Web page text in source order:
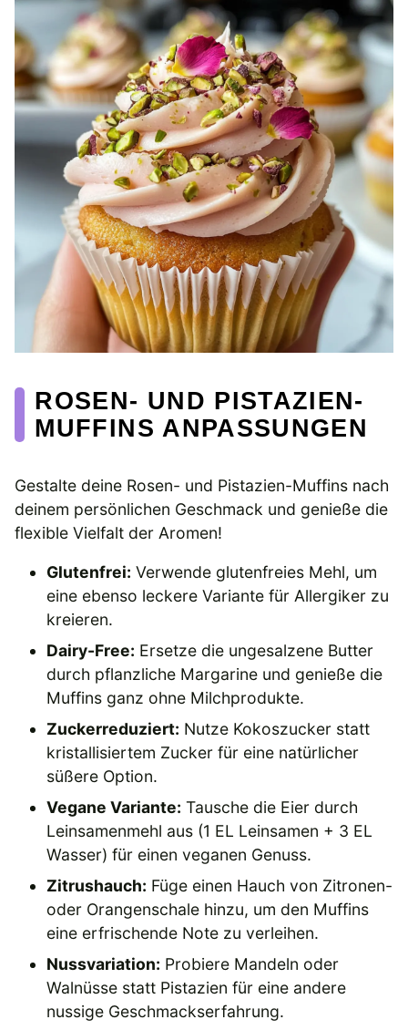
ROSEN- UND PISTAZIEN-
MUFFINS ANPASSUNGEN
Gestalte deine Rosen- und Pistazien-Muffins nach
deinem persönlichen Geschmack und genieße die
flexible Vielfalt der Aromen!
Glutenfrei: Verwende glutenfreies Mehl, um
eine ebenso leckere Variante für Allergiker zu
kreieren.
Dairy-Free: Ersetze die ungesalzene Butter
durch pflanzliche Margarine und genieße die
Muffins ganz ohne Milchprodukte.
Zuckerreduziert: Nutze Kokoszucker statt
kristallisiertem Zucker für eine natürlicher
süßere Option.
Vegane Variante: Tausche die Eier durch
Leinsamenmehl aus (1 EL Leinsamen + 3 EL
Wasser) für einen veganen Genuss.
Zitrushauch: Füge einen Hauch von Zitronen-
oder Orangenschale hinzu, um den Muffins
eine erfrischende Note zu verleihen.
Nussvariation: Probiere Mandeln oder
Walnüsse statt Pistazien für eine andere
nussige Geschmackserfahrung.